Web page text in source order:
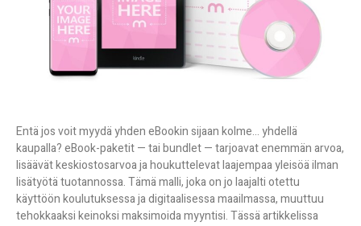
Entä jos voit myydä yhden eBookin sijaan kolme… yhdellä
kaupalla? eBook-paketit — tai bundlet — tarjoavat enemmän arvoa,
lisäävät keskiostosarvoa ja houkuttelevat laajempaa yleisöä ilman
lisätyötä tuotannossa. Tämä malli, joka on jo laajalti otettu
käyttöön koulutuksessa ja digitaalisessa maailmassa, muuttuu
tehokkaaksi keinoksi maksimoida myyntisi.Tässä artikkelissa